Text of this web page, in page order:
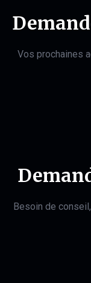
Vos prochaines
Besoin de